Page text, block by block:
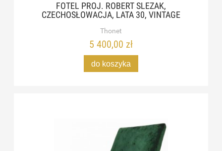
FOTEL PROJ. ROBERT SLEZAK,
CZECHOSŁOWACJA, LATA 30, VINTAGE
Thonet
5 400,00 zł
do koszyka